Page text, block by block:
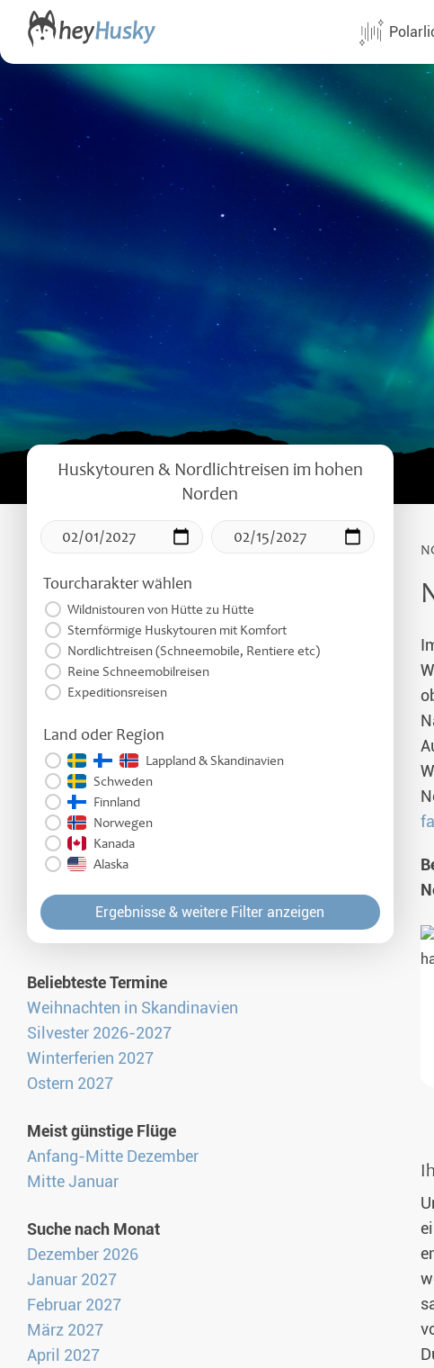
Alle Termine
Direktflüge
Norwegen
Schweden
Finnland
Alaska
Yellowknife
Glasiglus &
Silvester
Winterurlaub
Weihnachten
Huskytouren & Nordlichtreisen im hohen
Norden
Tourcharakter wählen
Wildnistouren von Hütte zu Hütte
Sternförmige Huskytouren mit Komfort
Nordlichtreisen (Schneemobile, Rentiere etc)
Reine Schneemobilreisen
Expeditionsreisen
Land oder Region
Lappland & Skandinavien
Schweden
Finnland
Norwegen
Kanada
Alaska
Ergebnisse & weitere Filter anzeigen
Beliebteste Termine
Weihnachten in Skandinavien
Silvester 2026-2027
Winterferien 2027
Ostern 2027
Meist günstige Flüge
Anfang-Mitte Dezember
Mitte Januar
Suche nach Monat
Dezember 2026
Januar 2027
Februar 2027
März 2027
April 2027